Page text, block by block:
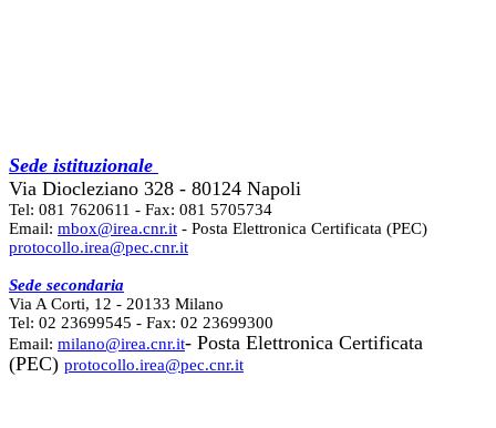
Sede istituzionale
Via Diocleziano 328 - 80124 Napoli
Tel: 081 7620611 - Fax: 081 5705734
Email: mbox@irea.cnr.it - Posta Elettronica Certificata (PEC)
protocollo.irea@pec.cnr.it
Sede secondaria
Via A Corti, 12 - 20133 Milano
Tel: 02 23699545 - Fax: 02 23699300
Email: milano@irea.cnr.it- Posta Elettronica Certificata
(PEC) protocollo.irea@pec.cnr.it